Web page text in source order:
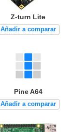
Z-turn Lite
Añadir a comparar
Pine A64
Añadir a comparar